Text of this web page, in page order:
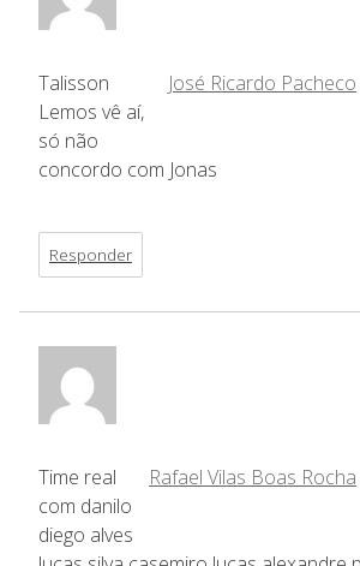
José Ricardo Pacheco
Talisson
Lemos vê aí,
só não
concordo com Jonas
Responder
Rafael Vilas Boas Rocha
Time real
com danilo
diego alves